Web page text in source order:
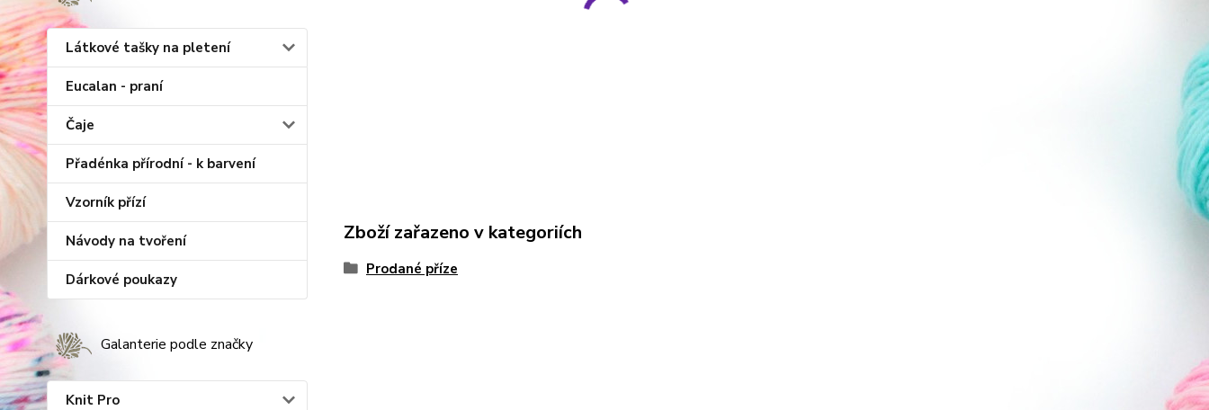
Látkové tašky na pletení
Eucalan - praní
Čaje
Přadénka přírodní - k barvení
Vzorník přízí
Návody na tvoření
Dárkové poukazy
Galanterie podle značky
Knit Pro
Zboží zařazeno v kategoriích
Prodané příze